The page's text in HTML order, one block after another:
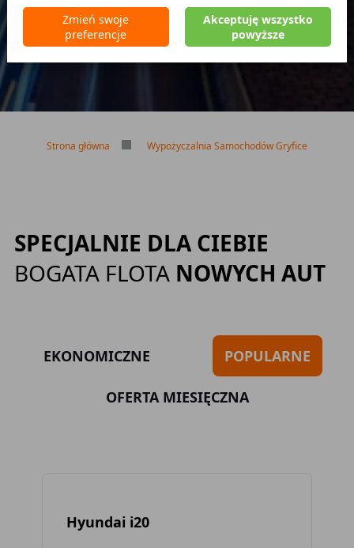
Brak limitu kilometrów
Bezpłatne odwołanie rezerwacji
Strona główna Wypożyczalnia Samochodów Gryfice
SPECJALNIE DLA CIEBIE
BOGATA FLOTA NOWYCH AUT
EKONOMICZNE POPULARNE
OFERTA MIESIĘCZNA
Hyundai i20
wymienionych jest prowadzone przez CarFree sp. z o.o. z
siedzibą w Warszawie (02-677), ul. Cybernetyki 5,
będącego administratorem danych. W niektórych
nasi partnerzy. Szczegółowe informacje na temat
korzystania przez nas i naszych partnerów z plików cookie
oraz przetwarzania Twoich danych osobowych, w tym
dotyczące Twoich uprawnień, zawarte są w naszej
Zmień swoje
preferencje
Akceptuję wszystko
powyższe